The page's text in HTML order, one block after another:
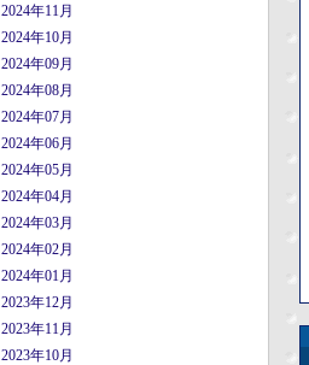
2024年11月
2024年10月
2024年09月
2024年08月
2024年07月
2024年06月
2024年05月
2024年04月
2024年03月
2024年02月
2024年01月
2023年12月
2023年11月
2023年10月